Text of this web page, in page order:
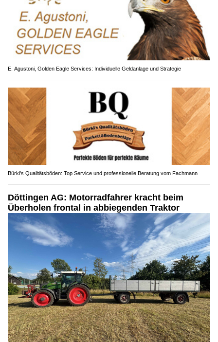
E. Agustoni, Golden Eagle Services: Individuelle Geldanlage und Strategie
Bürki's Qualitätsböden: Top Service und professionelle Beratung vom Fachmann
Döttingen AG: Motorradfahrer kracht beim
Überholen frontal in abbiegenden Traktor